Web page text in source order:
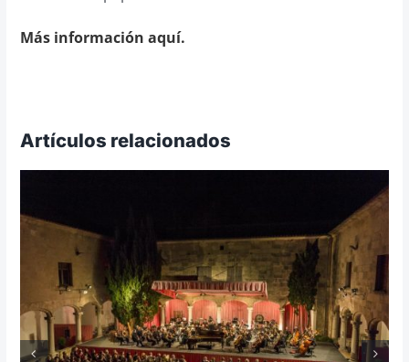
Más información aquí.
Artículos relacionados